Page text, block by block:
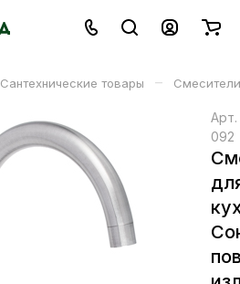
Сантехнические товары –
Арт.
092